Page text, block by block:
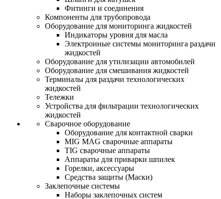
Фитинги и соединения
Компоненты для трубопровода
Оборудование для мониторинга жидкостей
Индикаторы уровня для масла
Электронные системы мониторинга раздачи
жидкостей
Оборудование для утилизации автомобилей
Оборудование для смешивания жидкостей
Терминалы для раздачи технологических
жидкостей
Тележки
Устройства для фильтрации технологических
жидкостей
Сварочное оборудование
Оборудование для контактной сварки
MIG MAG сварочные аппараты
TIG сварочные аппараты
Аппараты для приварки шпилек
Горелки, аксессуары
Средства защиты (Маски)
Заклепочные системы
Наборы заклепочных систем